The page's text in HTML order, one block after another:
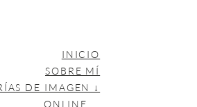
INICIO
SOBRE MÍ
DE IMAGEN ↓
ONLINE